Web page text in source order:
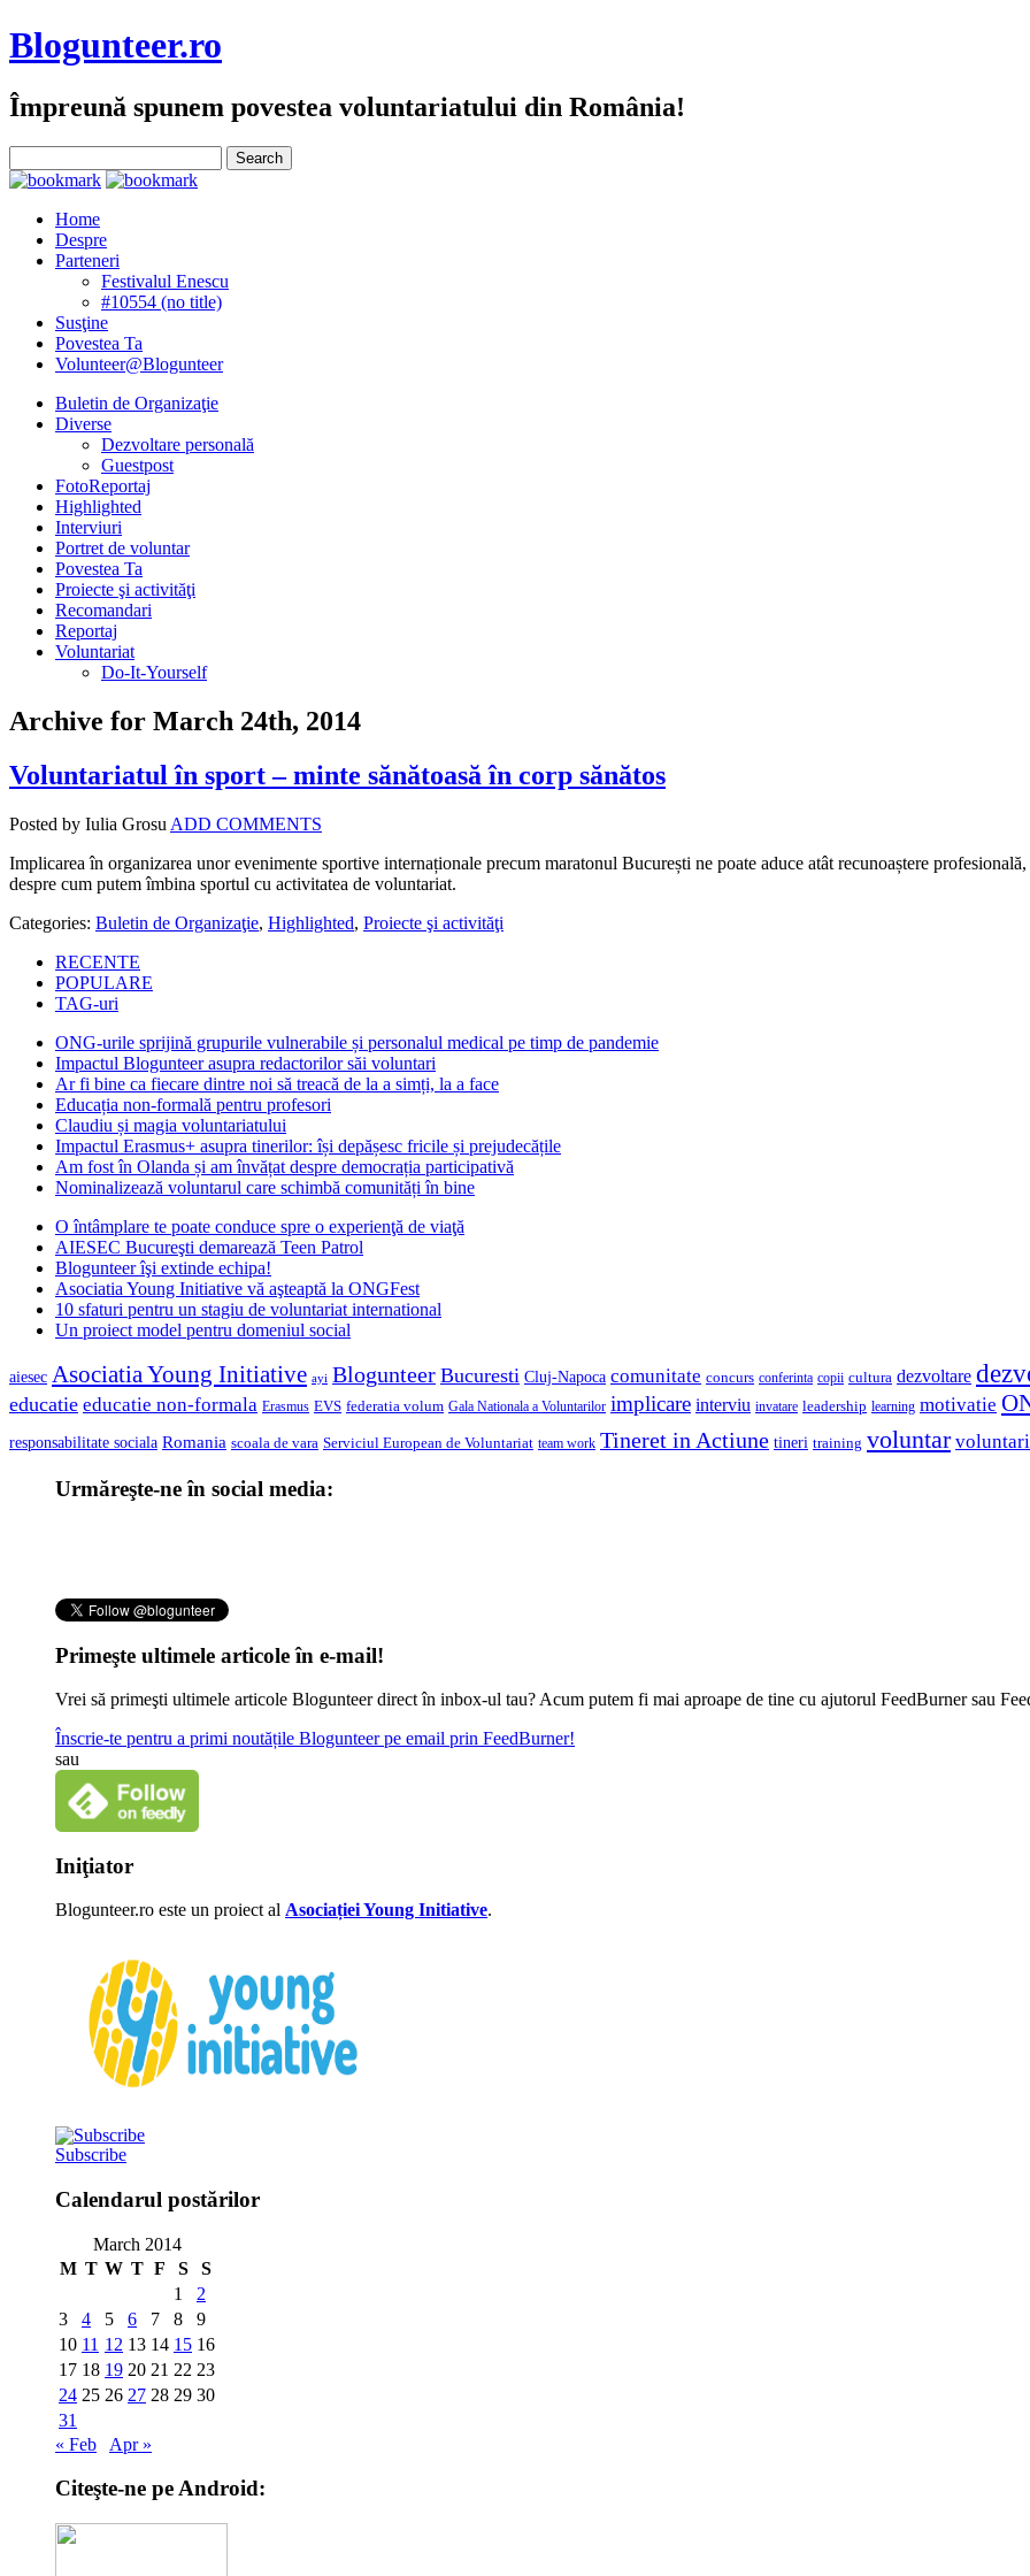
Blogunteer.ro
Împreună spunem povestea voluntariatului din România!
Home
Despre
Parteneri
Festivalul Enescu
#10554 (no title)
Susţine
Povestea Ta
Volunteer@Blogunteer
Buletin de Organizaţie
Diverse
Dezvoltare personală
Guestpost
FotoReportaj
Highlighted
Interviuri
Portret de voluntar
Povestea Ta
Proiecte şi activităţi
Recomandari
Reportaj
Voluntariat
Do-It-Yourself
Archive for March 24th, 2014
Voluntariatul în sport – minte sănătoasă în corp sănătos
Posted by Iulia Grosu ADD COMMENTS
Implicarea în organizarea unor evenimente sportive internaționale precum maratonul București ne poate aduce atât recunoaștere
despre cum putem îmbina sportul cu activitatea de voluntariat.
Categories: Buletin de Organizaţie, Highlighted, Proiecte şi activităţi
RECENTE
POPULARE
TAG-uri
ONG-urile sprijină grupurile vulnerabile și personalul medical pe timp de pandemie
Impactul Blogunteer asupra redactorilor săi voluntari
Ar fi bine ca fiecare dintre noi să treacă de la a simți, la a face
Educația non-formală pentru profesori
Claudiu și magia voluntariatului
Impactul Erasmus+ asupra tinerilor: își depășesc fricile și prejudecățile
Am fost în Olanda și am învățat despre democrația participativă
Nominalizează voluntarul care schimbă comunități în bine
O întâmplare te poate conduce spre o experienţă de viaţă
AIESEC Bucureşti demarează Teen Patrol
Blogunteer îşi extinde echipa!
Asociatia Young Initiative vă aşteaptă la ONGFest
10 sfaturi pentru un stagiu de voluntariat international
Un proiect model pentru domeniul social
aiesec Asociatia Young Initiative ayi Blogunteer Bucuresti Cluj-Napoca comunitate concurs conferinta copii cultura dezvoltare
educatie educatie non-formala Erasmus EVS federatia volum Gala Nationala a Voluntarilor implicare interviu invatare leadership learning motivatie
responsabilitate sociala Romania scoala de vara Serviciul European de Voluntariat team work Tineret in Actiune tineri training voluntar voluntari
Urmăreşte-ne în social media:
Primeşte ultimele articole în e-mail!
Vrei să primeşti ultimele articole Blogunteer direct în inbox-ul tau? Acum putem fi mai aproape de tine cu ajutorul FeedBurner sau
Înscrie-te pentru a primi noutățile Blogunteer pe email prin FeedBurner!
sau
Iniţiator
Blogunteer.ro este un proiect al Asociației Young Initiative.
Subscribe
Calendarul postărilor
March 2014
M T W T F S
S
1
2
3
4 5 6 7 8
9
10 11 12 13 14 15 16
17 18 19 20 21 22 23
24 25 26 27 28 29 30
31
« Feb
Apr »
Citeşte-ne pe Android: